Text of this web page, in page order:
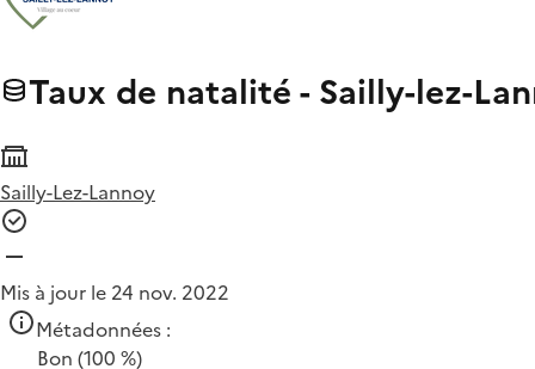
Taux de natalité - Sailly-lez-
Sailly-Lez-Lannoy
Mis à jour le 24 nov. 2022
Métadonnées :
Bon (100 %)